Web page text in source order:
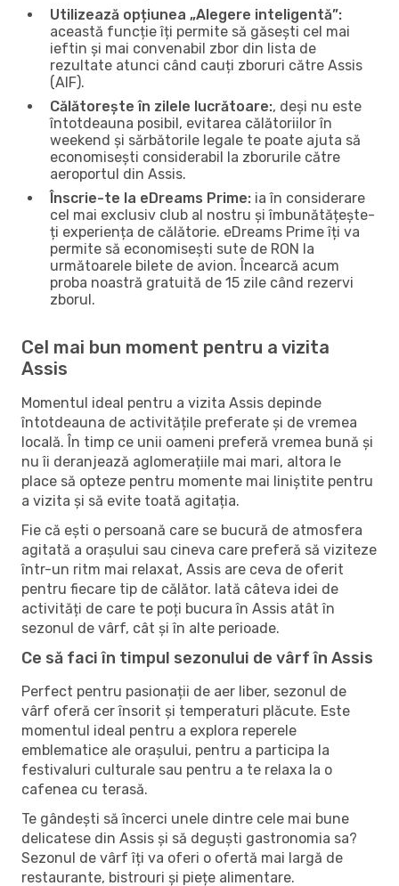
Utilizează opțiunea „Alegere inteligentă”:
această funcție îți permite să găsești cel mai
ieftin și mai convenabil zbor din lista de
rezultate atunci când cauți zboruri către Assis
(AIF).
Călătorește în zilele lucrătoare:, deși nu este
întotdeauna posibil, evitarea călătoriilor în
weekend și sărbătorile legale te poate ajuta să
economisești considerabil la zborurile către
aeroportul din Assis.
Înscrie-te la eDreams Prime: ia în considerare
cel mai exclusiv club al nostru și îmbunătățește-
ți experiența de călătorie. eDreams Prime îți va
permite să economisești sute de RON la
următoarele bilete de avion. Încearcă acum
proba noastră gratuită de 15 zile când rezervi
zborul.
Cel mai bun moment pentru a vizita
Assis
Momentul ideal pentru a vizita Assis depinde
întotdeauna de activitățile preferate și de vremea
locală. În timp ce unii oameni preferă vremea bună și
nu îi deranjează aglomerațiile mai mari, altora le
place să opteze pentru momente mai liniștite pentru
a vizita și să evite toată agitația.
Fie că ești o persoană care se bucură de atmosfera
agitată a orașului sau cineva care preferă să viziteze
într-un ritm mai relaxat, Assis are ceva de oferit
pentru fiecare tip de călător. Iată câteva idei de
activități de care te poți bucura în Assis atât în ​​
sezonul de vârf, cât și în alte perioade.
Ce să faci în timpul sezonului de vârf în Assis
Perfect pentru pasionații de aer liber, sezonul de
vârf oferă cer însorit și temperaturi plăcute. Este
momentul ideal pentru a explora reperele
emblematice ale orașului, pentru a participa la
festivaluri culturale sau pentru a te relaxa la o
cafenea cu terasă.
Te gândești să încerci unele dintre cele mai bune
delicatese din Assis și să deguști gastronomia sa?
Sezonul de vârf îți va oferi o ofertă mai largă de
restaurante, bistrouri și piețe alimentare.